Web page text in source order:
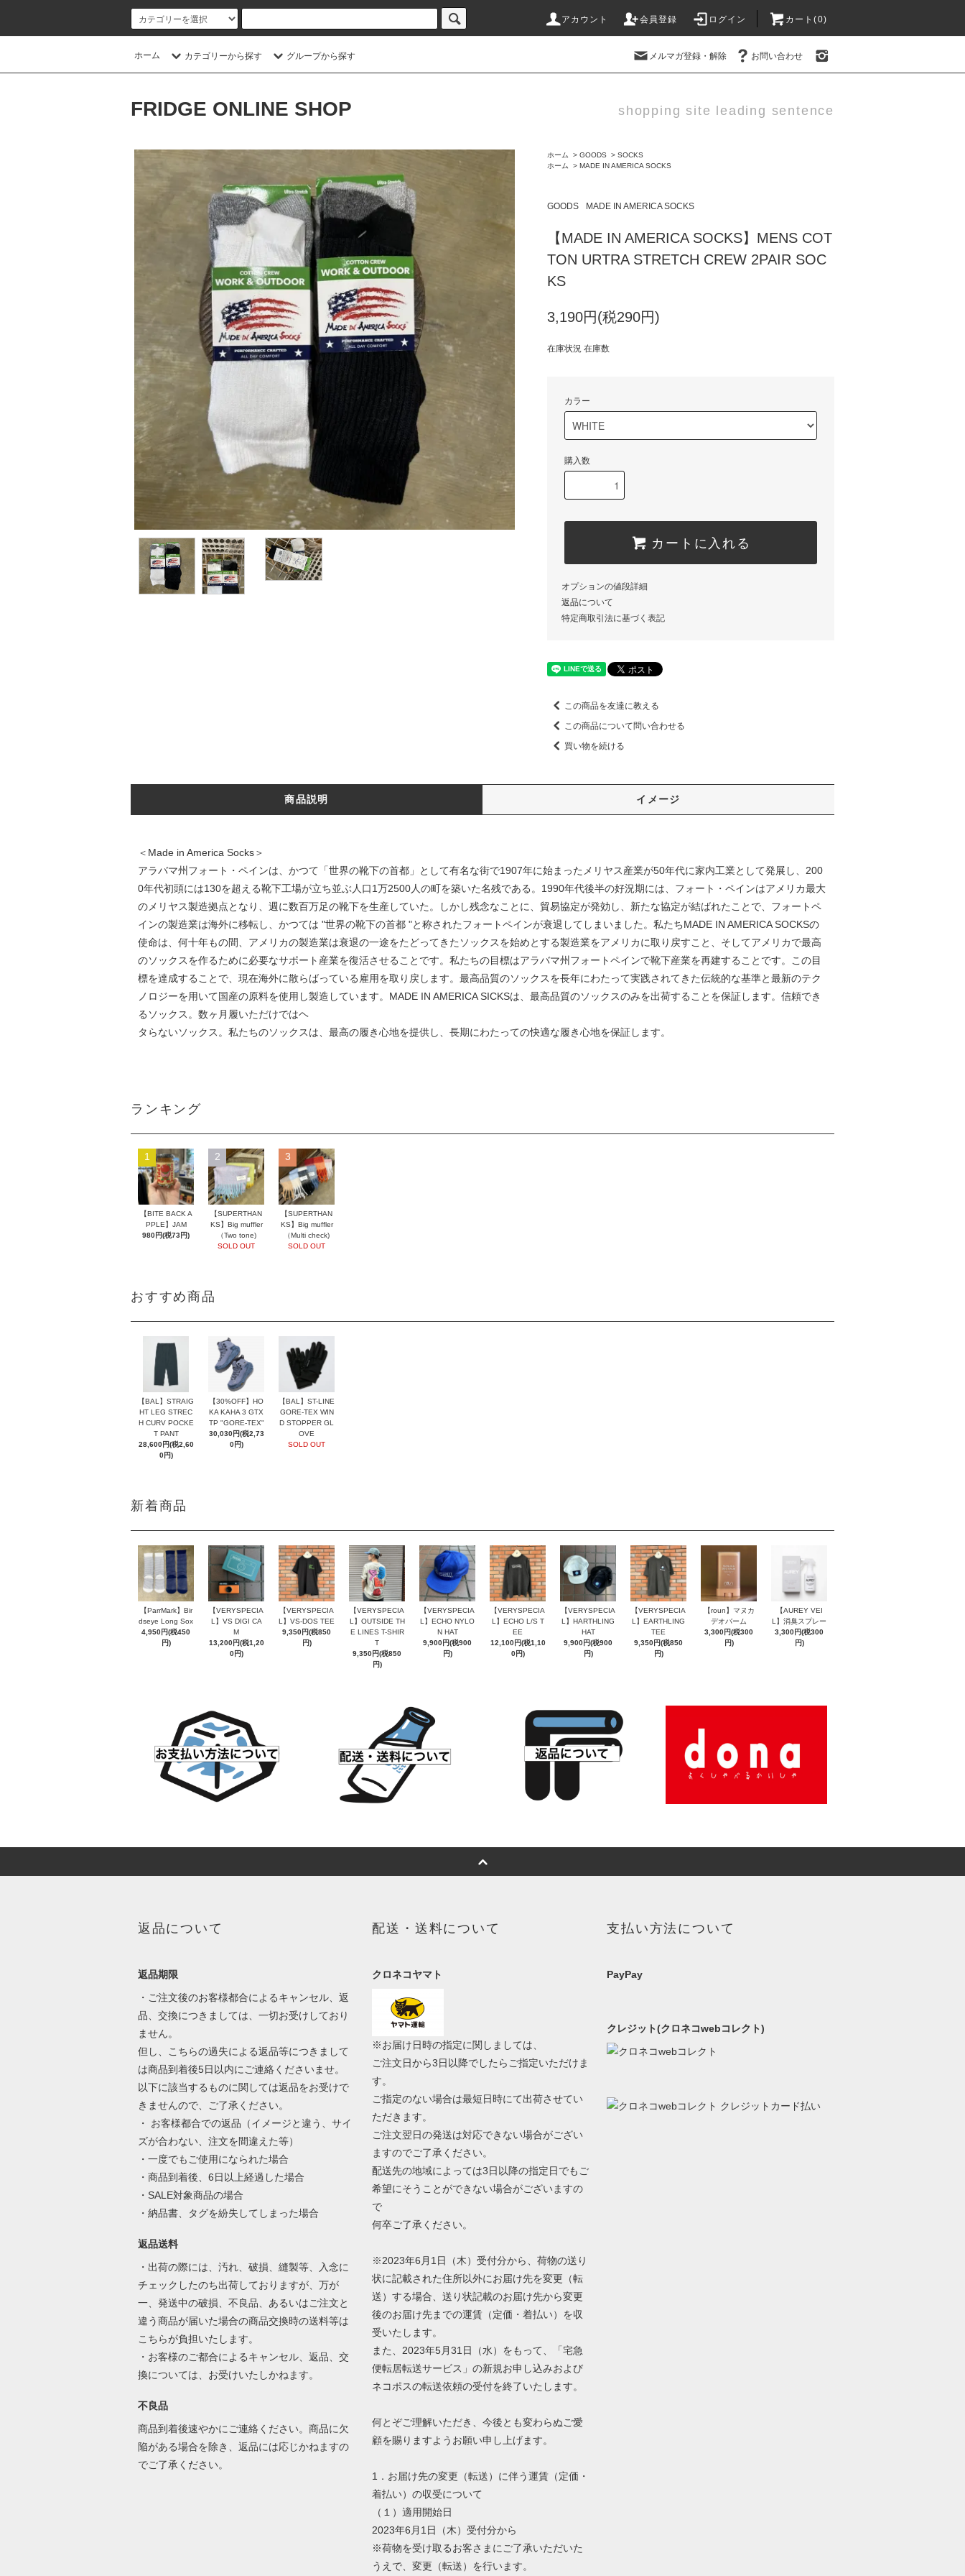
アカウント 会員登録 ログイン カート(0)
ホーム カテゴリーから探す グループから探す メルマガ登録・解除 お問い合わせ
FRIDGE ONLINE SHOP shopping site leading sentence
ホーム > GOODS > SOCKS
ホーム
> MADE IN AMERICA SOCKS
GOODS MADE IN AMERICA SOCKS
【MADE IN AMERICA SOCKS】MENS COT
TON URTRA STRETCH CREW 2PAIR SOC
KS
3,190円(税290円)
在庫状況 在庫数
カラー
購入数
カートに入れる
オプションの値段詳細
返品について
特定商取引法に基づく表記
この商品を友達に教える
この商品について問い合わせる
買い物を続ける
商品説明 イメージ
＜Made in America Socks＞
アラバマ州フォート・ペインは、かつて「世界の靴下の首都」として有名な街で1907年に始まったメリヤス産業が50年代に家内工業として発展し、200
0年代初頭には130を超える靴下工場が立ち並ぶ人口1万2500人の町を築いた名残である。1990年代後半の好況期には、フォート・ペインはアメリカ最大
のメリヤス製造拠点となり、週に数百万足の靴下を生産していた。しかし残念なことに、貿易協定が発効し、新たな協定が結ばれたことで、フォートペ
インの製造業は海外に移転し、かつては "世界の靴下の首都 "と称されたフォートペインが衰退してしまいました。私たちMADE IN AMERICA SOCKSの
使命は、何十年もの間、アメリカの製造業は衰退の一途をたどってきたソックスを始めとする製造業をアメリカに取り戻すこと、そしてアメリカで最高
のソックスを作るために必要なサポート産業を復活させることです。私たちの目標はアラバマ州フォートペインで靴下産業を再建することです。この目
標を達成することで、現在海外に散らばっている雇用を取り戻します。最高品質のソックスを長年にわたって実践されてきた伝統的な基準と最新のテク
ノロジーを用いて国産の原料を使用し製造しています。MADE IN AMERICA SICKSは、最高品質のソックスのみを出荷することを保証します。信頼でき
るソックス。数ヶ月履いただけではヘ
タらないソックス。私たちのソックスは、最高の履き心地を提供し、長期にわたっての快適な履き心地を保証します。
ランキング
1
【BITE BACK A
PPLE】JAM
980円(税73円)
2
【SUPERTHAN
KS】Big muffler
（Two tone)
SOLD OUT
3
【SUPERTHAN
KS】Big muffler
（Multi check)
SOLD OUT
おすすめ商品
【BAL】STRAIG
HT LEG STREC
H CURV POCKE
T PANT
28,600円(税2,60
0円)
【30%OFF】HO
KA KAHA 3 GTX
TP "GORE-TEX"
30,030円(税2,73
0円)
【BAL】ST-LINE
GORE-TEX WIN
D STOPPER GL
OVE
SOLD OUT
新着商品
【ParrMark】Bir
dseye Long Sox
4,950円(税450
円)
【VERYSPECIA
L】VS DIGI CA
M
13,200円(税1,20
0円)
【VERYSPECIA
L】VS-DOS TEE
9,350円(税850
円)
【VERYSPECIA
L】OUTSIDE TH
E LINES T-SHIR
T
9,350円(税850
円)
【VERYSPECIA
L】ECHO NYLO
N HAT
9,900円(税900
円)
【VERYSPECIA
L】ECHO L/S T
EE
12,100円(税1,10
0円)
【VERYSPECIA
L】HARTHLING
HAT
9,900円(税900
円)
【VERYSPECIA
L】EARTHLING
TEE
9,350円(税850
円)
【roun】マヌカ
デオバーム
3,300円(税300
円)
【AUREY VEI
L】消臭スプレー
3,300円(税300
円)
返品について
返品期限
・ご注文後のお客様都合によるキャンセル、返
品、交換につきましては、一切お受けしており
ません。
但し、こちらの過失による返品等につきまして
は商品到着後5日以内にご連絡くださいませ。
以下に該当するものに関しては返品をお受けで
きませんので、ご了承ください。
・ お客様都合での返品（イメージと違う、サイ
ズが合わない、注文を間違えた等）
・一度でもご使用になられた場合
・商品到着後、6日以上経過した場合
・SALE対象商品の場合
・納品書、タグを紛失してしまった場合
返品送料
・出荷の際には、汚れ、破損、縫製等、入念に
チェックしたのち出荷しておりますが、万が
一、発送中の破損、不良品、あるいはご注文と
違う商品が届いた場合の商品交換時の送料等は
こちらが負担いたします。
・お客様のご都合によるキャンセル、返品、交
換については、お受けいたしかねます。
不良品
商品到着後速やかにご連絡ください。商品に欠
陥がある場合を除き、返品には応じかねますの
でご了承ください。
配送・送料について
クロネコヤマト
※お届け日時の指定に関しましては、
ご注文日から3日以降でしたらご指定いただけま
す。
ご指定のない場合は最短日時にて出荷させてい
ただきます。
ご注文翌日の発送は対応できない場合がござい
ますのでご了承ください。
配送先の地域によっては3日以降の指定日でもご
希望にそうことができない場合がございますの
で
何卒ご了承ください。
※2023年6月1日（木）受付分から、荷物の送り
状に記載された住所以外にお届け先を変更（転
送）する場合、送り状記載のお届け先から変更
後のお届け先までの運賃（定価・着払い）を収
受いたします。
また、2023年5月31日（水）をもって、「宅急
便転居転送サービス」の新規お申し込みおよび
ネコポスの転送依頼の受付を終了いたします。
何とぞご理解いただき、今後とも変わらぬご愛
顧を賜りますようお願い申し上げます。
1．お届け先の変更（転送）に伴う運賃（定価・
着払い）の収受について
（１）適用開始日
2023年6月1日（木）受付分から
※荷物を受け取るお客さまにご了承いただいた
うえで、変更（転送）を行います。
支払い方法について
PayPay
クレジット(クロネコwebコレクト)